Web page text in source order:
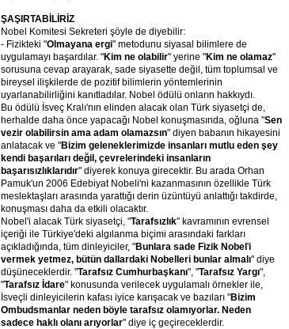
ŞAŞIRTABİLİRİZ
Nobel Komitesi Sekreteri şöyle de diyebilir:
- Fizikteki "Olmayana ergi" metodunu siyasal bilimlere de
uygulamayı başardılar. "Kim ne olabilir" yerine "Kim ne olamaz"
sorusuna cevap arayarak, sade siyasette değil, tüm toplumsal ve
bireysel ilişkilerde de pozitif bilimlerin yöntemlerinin
uyarlanabilirliğini kanıtladılar. Nobel ödülü onların hakkıydı.
Bu ödülü İsveç Kralı'nın elinden alacak olan Türk siyasetçi de,
herhalde daha önce yapacağı Nobel konuşmasında, oğluna "Sen
vezir olabilirsin ama adam olamazsın" diyen babanın hikayesini
anlatacak ve "Bizim geleneklerimizde insanları mutlu eden şey
kendi başarıları değil, çevrelerindeki insanların
başarısızlıklarıdır" diyerek konuya girecektir. Bu arada Orhan
Pamuk'un 2006 Edebiyat Nobeli'ni kazanmasının özellikle Türk
meslektaşları arasında yarattığı derin üzüntüyü anlattığı takdirde,
konuşması daha da etkili olacaktır.
Nobel'i alacak Türk siyasetçi, "Tarafsızlık" kavramının evrensel
içeriği ile Türkiye'deki algılanma biçimi arasındaki farkları
açıkladığında, tüm dinleyiciler, "Bunlara sade Fizik Nobel'i
vermek yetmez, bütün dallardaki Nobelleri bunlar almalı" diye
düşüneceklerdir. "Tarafsız Cumhurbaşkanı", "Tarafsız Yargı",
"Tarafsız İdare" konusunda verilecek uygulamalı örnekler ile,
İsveçli dinleyicilerin kafası iyice karışacak ve bazıları "Bizim
Ombudsmanlar neden böyle tarafsız olamıyorlar. Neden
sadece haklı olanı arıyorlar" diye iç geçireceklerdir.